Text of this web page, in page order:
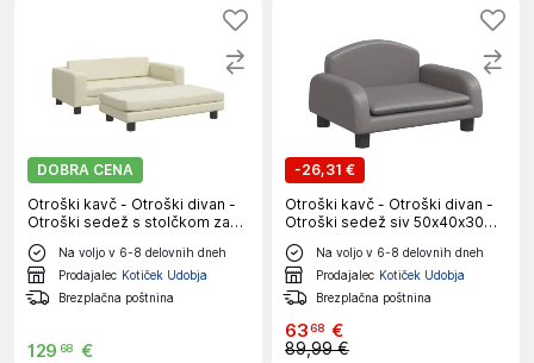
DOBRA CENA
Otroški kavč - Otroški divan -
Otroški sedež s stolčkom za
noge krem 100x50x30 cm
umetno usnje
Na voljo v 6-8 delovnih dneh
Prodajalec Kotiček Udobja
Brezplačna poštnina
129 68 €
-26,31 €
Otroški kavč - Otroški divan -
Otroški sedež siv 50x40x30
cm umetno usnje
Na voljo v 6-8 delovnih dneh
Prodajalec Kotiček Udobja
Brezplačna poštnina
6368 €
89,99 €